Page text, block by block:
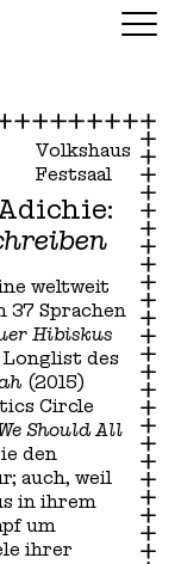
Volkshaus
Festsaal
weltweit
Sprachen
Hibiskus
des
(2015)
Circle
Should All
den
auch, weil
in ihrem
um
ihrer